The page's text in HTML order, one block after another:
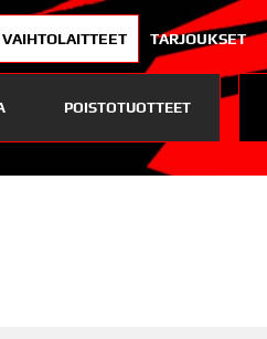
VAIHTOLAITTEET TARJOUKSET
POISTOTUOTTEET